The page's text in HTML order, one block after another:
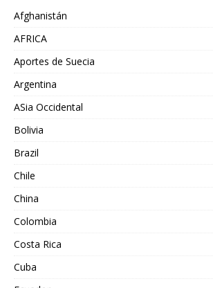
Afghanistán
AFRICA
Aportes de Suecia
Argentina
ASia Occidental
Bolivia
Brazil
Chile
China
Colombia
Costa Rica
Cuba